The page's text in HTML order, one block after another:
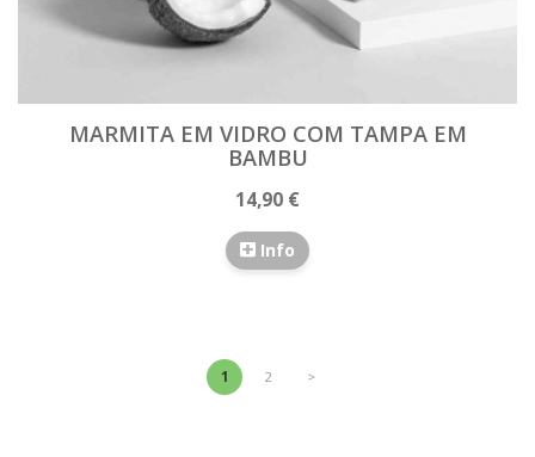
MARMITA EM VIDRO COM TAMPA EM
BAMBU
14,90 €
Info
1 2 >